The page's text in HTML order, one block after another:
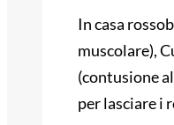
In casa
muscolare),
(contusione
per lasciare i